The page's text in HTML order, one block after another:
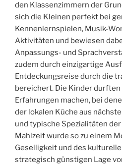
den Klassenzimmern der
sich die Kleinen perfekt bei
Kennenlernspielen, Musik-
Aktivitäten und bewiesen
Anpassungs- und
zudem durch einzigartige
Entdeckungsreise durch die
bereichert. Die Kinder
Erfahrungen machen, bei
der lokalen Küche aus
und typische Spezialitäten
Mahlzeit wurde so zu einem
Geselligkeit und des
strategisch günstigen Lage